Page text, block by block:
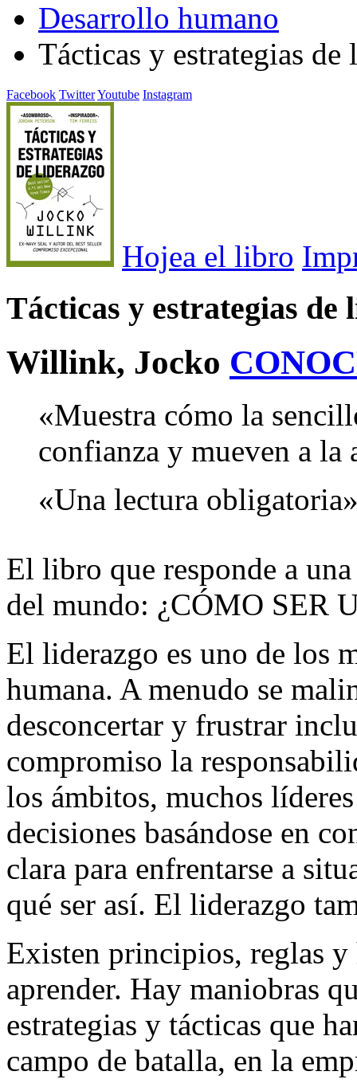
Desarrollo humano
Tácticas y estrategias de
Facebook TwitterYoutube Instagram
Hojea el libro
Tácticas y estrategias de
Willink, Jocko
«Muestra cómo la
confianza y mueven a la
«Una lectura
El libro que responde a
del mundo: ¿CÓMO SER
El liderazgo es uno de los
humana. A menudo se
desconcertar y frustrar
compromiso la
los ámbitos, muchos
decisiones basándose en
clara para enfrentarse a
qué ser así. El liderazgo
Existen principios, reglas y
aprender. Hay maniobras
estrategias y tácticas que
campo de batalla, en la